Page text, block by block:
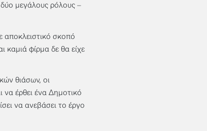
μεγάλους ρόλους –
αποκλειστικό σκοπό
καμιά φίρμα δε θα είχε
θιάσων, οι
να έρθει ένα Δημοτικό
να ανεβάσει το έργο